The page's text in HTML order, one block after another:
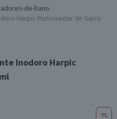
de-bano
Harpic Removedor de Sarro
Inodoro Harpic